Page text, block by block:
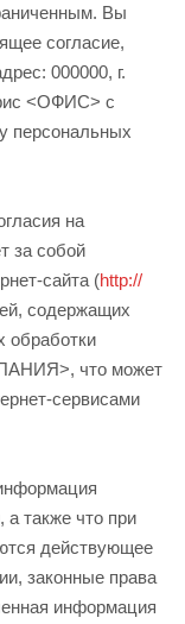
Вы
согласие,
000000, г.
<ОФИС> с
персональных
на
за собой
сайта (http://
содержащих
обработки
что может
сервисами
а также что при
действующее
законные права
информация